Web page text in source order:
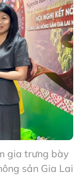
gia trưng bày
sản Gia Lai